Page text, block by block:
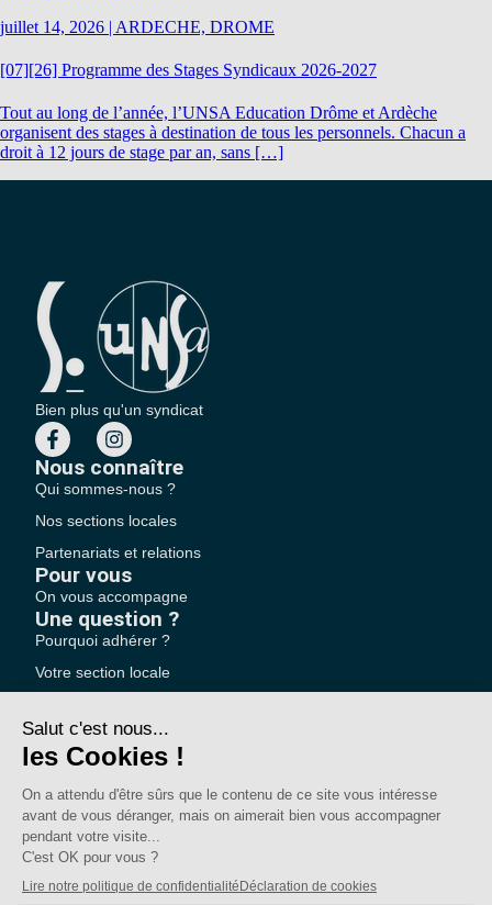
juillet 14, 2026 | ARDECHE, DROME
[07][26] Programme des Stages Syndicaux 2026-2027
Tout au long de l’année, l’UNSA Education Drôme et Ardèche
organisent des stages à destination de tous les personnels. Chacun a
droit à 12 jours de stage par an, sans […]
Bien plus qu'un syndicat
Nous connaître
Qui sommes-nous ?
Nos sections locales
Partenariats et relations
Pour vous
On vous accompagne
Une question ?
Pourquoi adhérer ?
Votre section locale
Nous contacter
Votre espace
Adhérer au SE-UNSA